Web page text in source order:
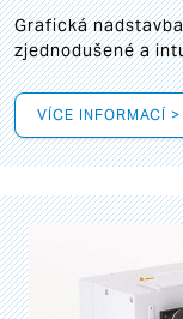
Grafická
zjednodušené a
VÍCE INFORMACÍ >